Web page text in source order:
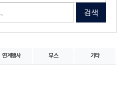
검색
연계행사 부스 기타